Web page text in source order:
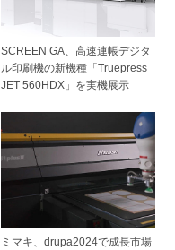
SCREEN GA、高速連帳デジタ
ル印刷機の新機種「Truepress
JET 560HDX」を実機展示
ミマキ、drupa2024で成長市場